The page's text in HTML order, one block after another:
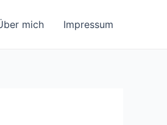
mich Impressum